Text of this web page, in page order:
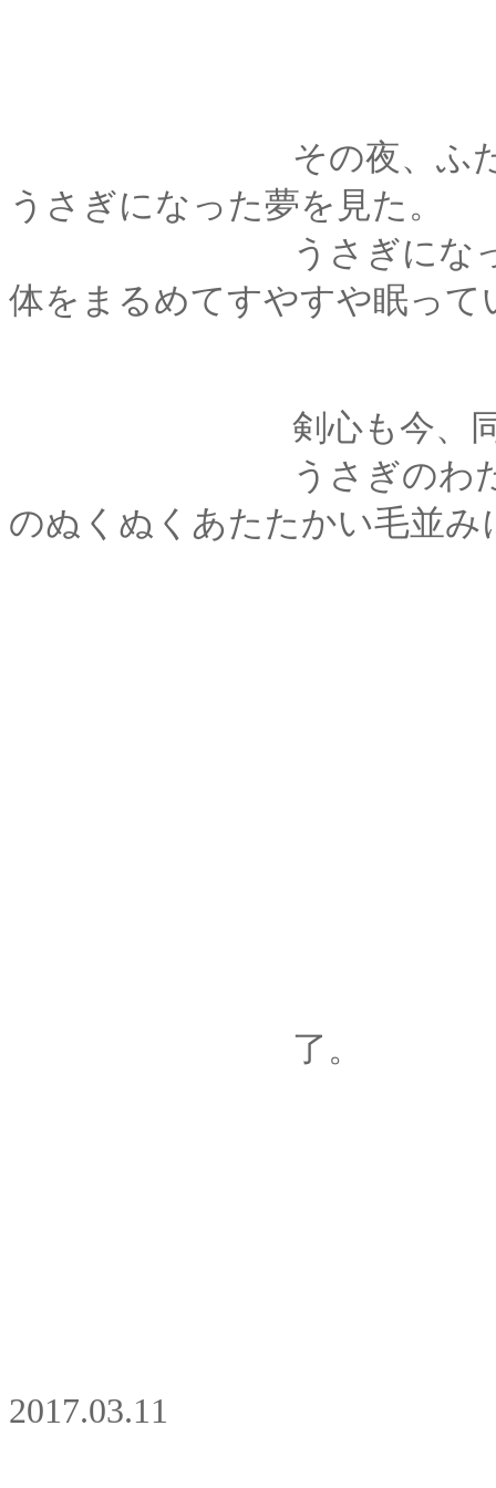
その夜、ふたりで眠
うさぎになった夢を見た。
うさぎになって、狼
体をまるめてすやすや眠って
剣心も今、同じ夢
うさぎのわたしはそ
のぬくぬくあたたかい毛並み
了。
2017.03.11